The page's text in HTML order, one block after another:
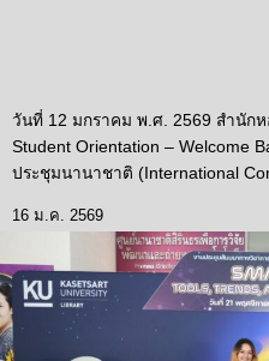
วันที่ 12 มกราคม พ.ศ. 2569 สำนักห
Student Orientation – Welcome
ประชุมนานาชาติ (International
16 ม.ค. 2569